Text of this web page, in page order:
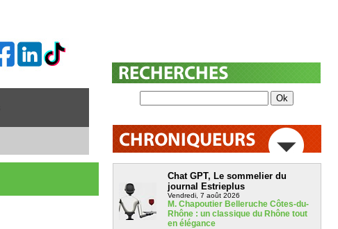
Chat GPT, Le sommelier du
journal Estrieplus
Vendredi, 7 août 2026
M. Chapoutier Belleruche Côtes-du-
Rhône : un classique du Rhône tout
en élégance